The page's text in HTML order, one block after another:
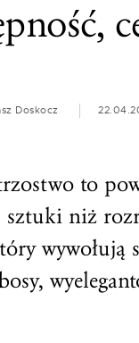
Doskocz
to
sztuki niż
wywołują